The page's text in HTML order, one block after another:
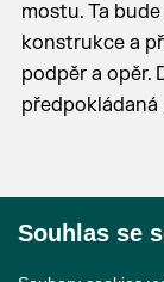
mostu. Ta
konstrukce a
podpěr a opěr.
předpokládaná
Souhlas se